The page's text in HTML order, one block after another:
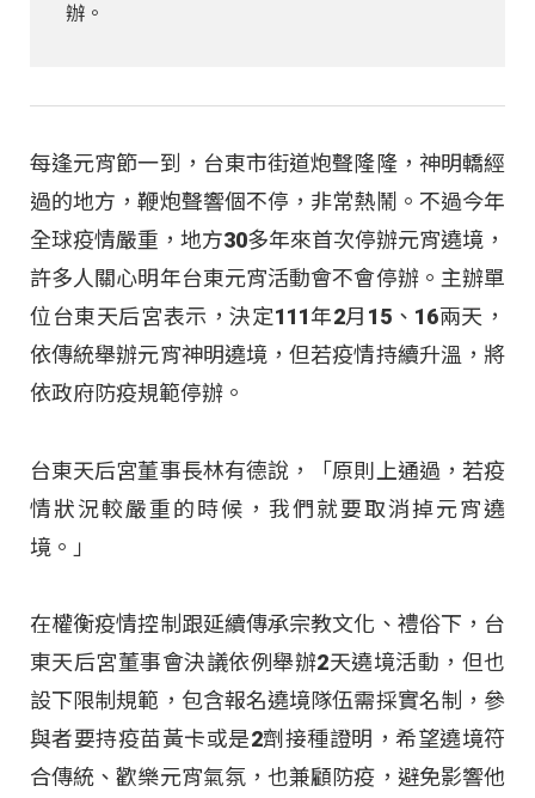
辦。
每逢元宵節一到，台東市街道炮聲隆隆，神明轎經
過的地方，鞭炮聲響個不停，非常熱鬧。不過今年
全球疫情嚴重，地方30多年來首次停辦元宵遶境，
許多人關心明年台東元宵活動會不會停辦。主辦單
位台東天后宮表示，決定111年2月15、16兩天，
依傳統舉辦元宵神明遶境，但若疫情持續升溫，將
依政府防疫規範停辦。
台東天后宮董事長林有德說，「原則上通過，若疫
情狀況較嚴重的時候，我們就要取消掉元宵遶
境。」
在權衡疫情控制跟延續傳承宗教文化、禮俗下，台
東天后宮董事會決議依例舉辦2天遶境活動，但也
設下限制規範，包含報名遶境隊伍需採實名制，參
與者要持疫苗黃卡或是2劑接種證明，希望遶境符
合傳統、歡樂元宵氣氛，也兼顧防疫，避免影響他